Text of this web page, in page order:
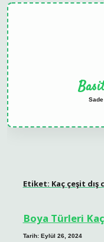
Etiket: Kaç çeşit dış
Boya Türleri
Tarih: Eylül 26, 2024